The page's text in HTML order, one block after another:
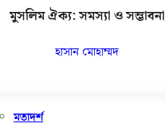
মুসলিম ঐক্য: সমস্যা ও সম্ভাবনা
হাসান মোহাম্মদ
মতাদর্শ